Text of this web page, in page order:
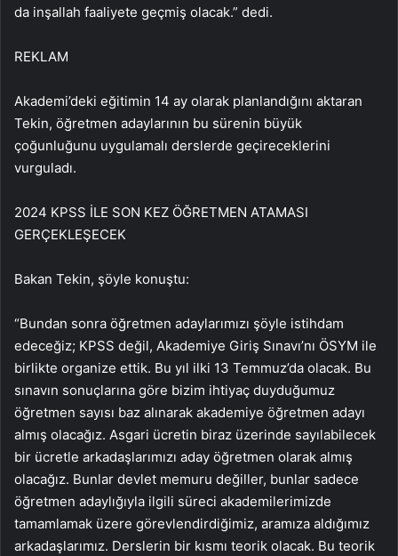
da inşallah faaliyete geçmiş olacak.” dedi.
REKLAM
Akademi’deki eğitimin 14 ay olarak planlandığını aktaran
Tekin, öğretmen adaylarının bu sürenin büyük
çoğunluğunu uygulamalı derslerde geçireceklerini
vurguladı.
2024 KPSS İLE SON KEZ ÖĞRETMEN ATAMASI
GERÇEKLEŞECEK
Bakan Tekin, şöyle konuştu:
“Bundan sonra öğretmen adaylarımızı şöyle istihdam
edeceğiz; KPSS değil, Akademiye Giriş Sınavı’nı ÖSYM ile
birlikte organize ettik. Bu yıl ilki 13 Temmuz’da olacak. Bu
sınavın sonuçlarına göre bizim ihtiyaç duyduğumuz
öğretmen sayısı baz alınarak akademiye öğretmen adayı
almış olacağız. Asgari ücretin biraz üzerinde sayılabilecek
bir ücretle arkadaşlarımızı aday öğretmen olarak almış
olacağız. Bunlar devlet memuru değiller, bunlar sadece
öğretmen adaylığıyla ilgili süreci akademilerimizde
tamamlamak üzere görevlendirdiğimiz, aramıza aldığımız
arkadaşlarımız. Derslerin bir kısmı teorik olacak. Bu teorik